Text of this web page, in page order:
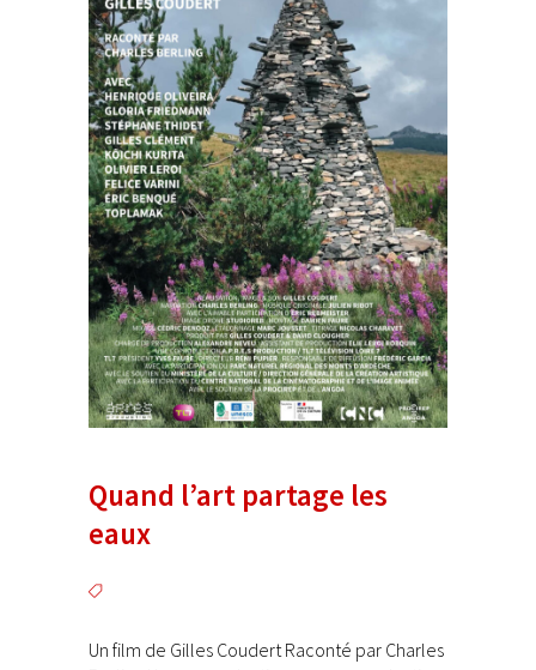
Quand l’art partage les
eaux
Un film de Gilles Coudert Raconté par Charles